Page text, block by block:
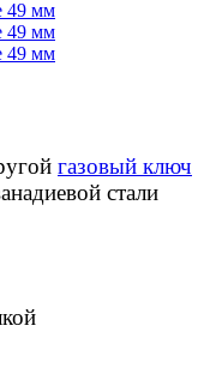
газовый ключ
стали